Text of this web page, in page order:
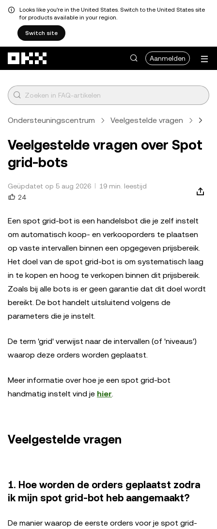
Looks like you're in the United States. Switch to the United States site
for products available in your region.
Switch site
Aanmelden
Ondersteuningscentrum Veelgestelde vragen
Veelgestelde vragen over Spot
grid-bots
Geüpdatet op 5 aug 2026
19 min. leestijd
24
Een spot grid-bot is een handelsbot die je zelf instelt
om automatisch koop- en verkooporders te plaatsen
op vaste intervallen binnen een opgegeven prijsbereik.
Het doel van de spot grid-bot is om systematisch laag
in te kopen en hoog te verkopen binnen dit prijsbereik.
Zoals bij alle bots is er geen garantie dat dit doel wordt
bereikt. De bot handelt uitsluitend volgens de
parameters die je instelt.
De term 'grid' verwijst naar de intervallen (of 'niveaus')
waarop deze orders worden geplaatst.
Meer informatie over hoe je een spot grid-bot
handmatig instelt vind je hier.
Veelgestelde vragen
1. Hoe worden de orders geplaatst zodra
ik mijn spot grid-bot heb aangemaakt?
De manier waarop de eerste orders voor je spot grid-